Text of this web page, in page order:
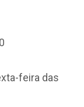
feira das